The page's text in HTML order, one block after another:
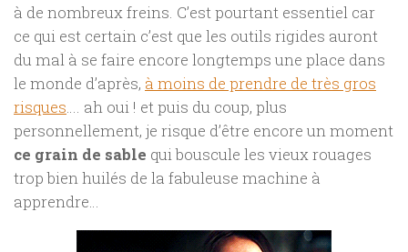
à de nombreux freins. C’est pourtant essentiel car
ce qui est certain c’est que les outils rigides auront
du mal à se faire encore longtemps une place dans
le monde d’après, à moins de prendre de très gros
risques …. ah oui ! et puis du coup, plus
personnellement, je risque d’être encore un moment
ce grain de sable qui bouscule les vieux rouages
trop bien huilés de la fabuleuse machine à
apprendre…